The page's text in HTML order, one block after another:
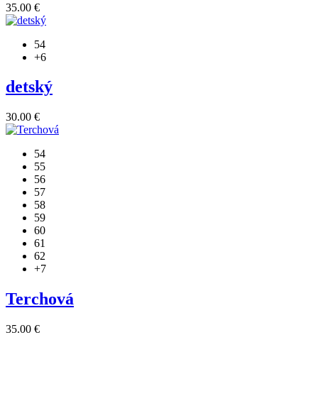
35.00 €
54
+6
detský
30.00 €
54
55
56
57
58
59
60
61
62
+7
Terchová
35.00 €